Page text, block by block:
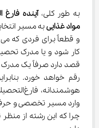
به طور کلی، آینده فارغ
ﻣﻮادﻏﺬایی
کار شود و یا مدرک
قصد دارد صرفاً یک مدرک
رقم خواهد خورد.
چرا که این رشته از